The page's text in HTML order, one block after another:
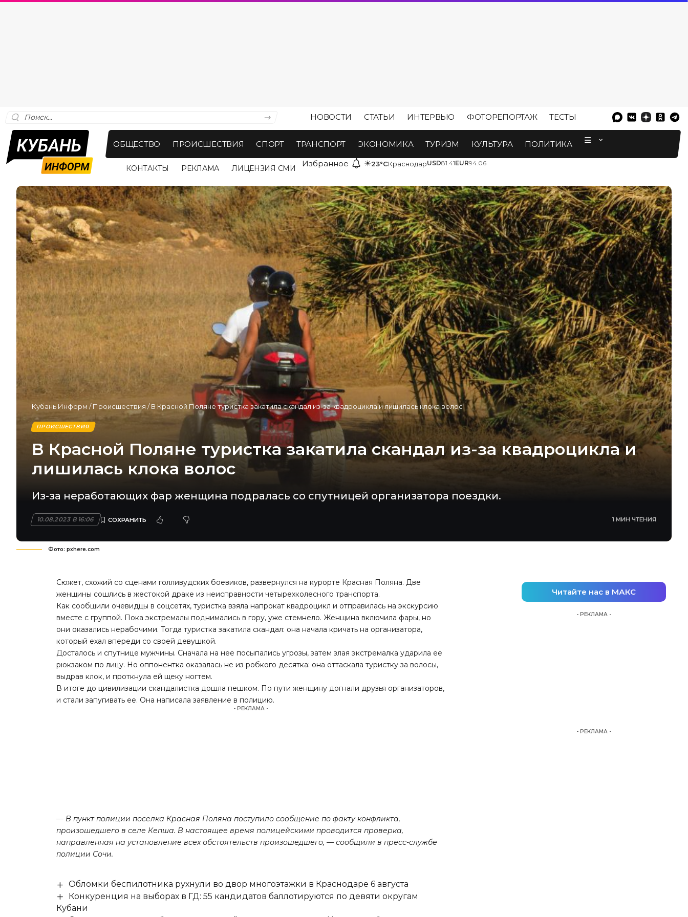
НОВОСТИ СТАТЬИ ИНТЕРВЬЮ ФОТОРЕПОРТАЖ ТЕСТЫ
ОБЩЕСТВО ПРОИСШЕСТВИЯ СПОРТ ТРАНСПОРТ ЭКОНОМИКА ТУРИЗМ КУЛЬТУРА ПОЛИТИКА
КОНТАКТЫ РЕКЛАМА ЛИЦЕНЗИЯ СМИ Избранное ☀23°CКраснодарUSD81.41EUR94.06
Кубань Информ /Происшествия /В Красной Поляне туристка закатила скандал из-за квадроцикла и лишилась клока волос
ПРОИСШЕСТВИЯ
В Красной Поляне туристка закатила скандал из-за квадроцикла и
лишилась клока волос
Из-за неработающих фар женщина подралась со спутницей организатора поездки.
10.08.2023 В 16:06 1 МИН ЧТЕНИЯ
Фото: pxhere.com
Сюжет, схожий со сценами голливудских боевиков, развернулся на курорте Красная Поляна. Две
женщины сошлись в жестокой драке из неисправности четырехколесного транспорта.
Как сообщили очевидцы в соцсетях, туристка взяла напрокат квадроцикл и отправилась на экскурсию
вместе с группой. Пока экстремалы поднимались в гору, уже стемнело. Женщина включила фары, но
они оказались нерабочими. Тогда туристка закатила скандал: она начала кричать на организатора,
который ехал впереди со своей девушкой.
Досталось и спутнице мужчины. Сначала на нее посыпались угрозы, затем злая экстремалка ударила ее
рюкзаком по лицу. Но оппонентка оказалась не из робкого десятка: она оттаскала туристку за волосы,
выдрав клок, и проткнула ей щеку ногтем.
В итоге до цивилизации скандалистка дошла пешком. По пути женщину догнали друзья организаторов,
и стали запугивать ее. Она написала заявление в полицию.
- РЕКЛАМА -
— В пункт полиции поселка Красная Поляна поступило сообщение по факту конфликта,
произошедшего в селе Кепша. В настоящее время полицейскими проводится проверка,
направленная на установление всех обстоятельств произошедшего, — сообщили в пресс-службе
полиции Сочи.
Обломки беспилотника рухнули во двор многоэтажки в Краснодаре 6 августа
Конкуренция на выборах в ГД: 55 кандидатов баллотируются по девяти округам
Кубани
Читайте нас в МАКС
- РЕКЛАМА -
- РЕКЛАМА -